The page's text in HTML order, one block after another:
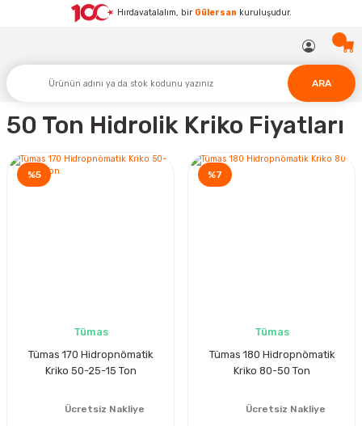
Hırdavatalalım, bir Gülersan kuruluşudur.
ARA
50 Ton Hidrolik Kriko Fiyatları
%5
Tümas
Tümas 170 Hidropnömatik
Kriko 50-25-15 Ton
Ücretsiz Nakliye
%7
Tümas
Tümas 180 Hidropnömatik
Kriko 80-50 Ton
Ücretsiz Nakliye